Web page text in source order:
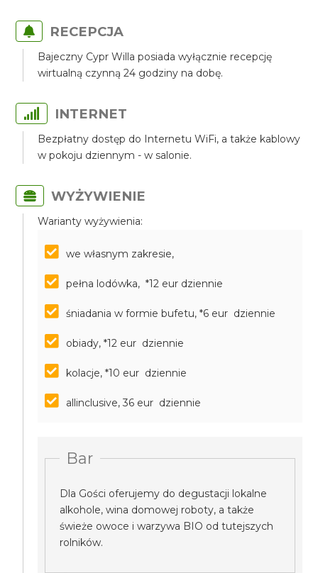
RECEPCJA
Bajeczny Cypr Willa posiada wyłącznie recepcję
wirtualną czynną 24 godziny na dobę.
INTERNET
Bezpłatny dostęp do Internetu WiFi, a także kablowy
w pokoju dziennym - w salonie.
WYŻYWIENIE
Warianty wyżywienia:
we własnym zakresie,
pełna lodówka, *12 eur dziennie
śniadania w formie bufetu, *6 eur dziennie
obiady, *12 eur dziennie
kolacje, *10 eur dziennie
allinclusive, 36 eur dziennie
Bar
Dla Gości oferujemy do degustacji lokalne
alkohole, wina domowej roboty, a także
świeże owoce i warzywa BIO od tutejszych
rolników.